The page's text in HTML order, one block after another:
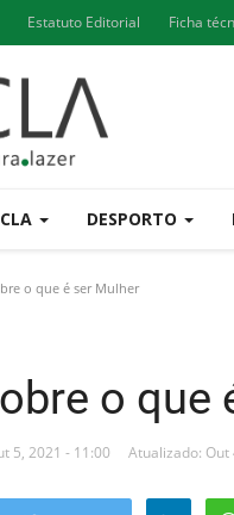
Estatuto Editorial Ficha
DESPORTO
o que é ser Mulher
o que
5, 2021 - 11:00 Atualizado: Out